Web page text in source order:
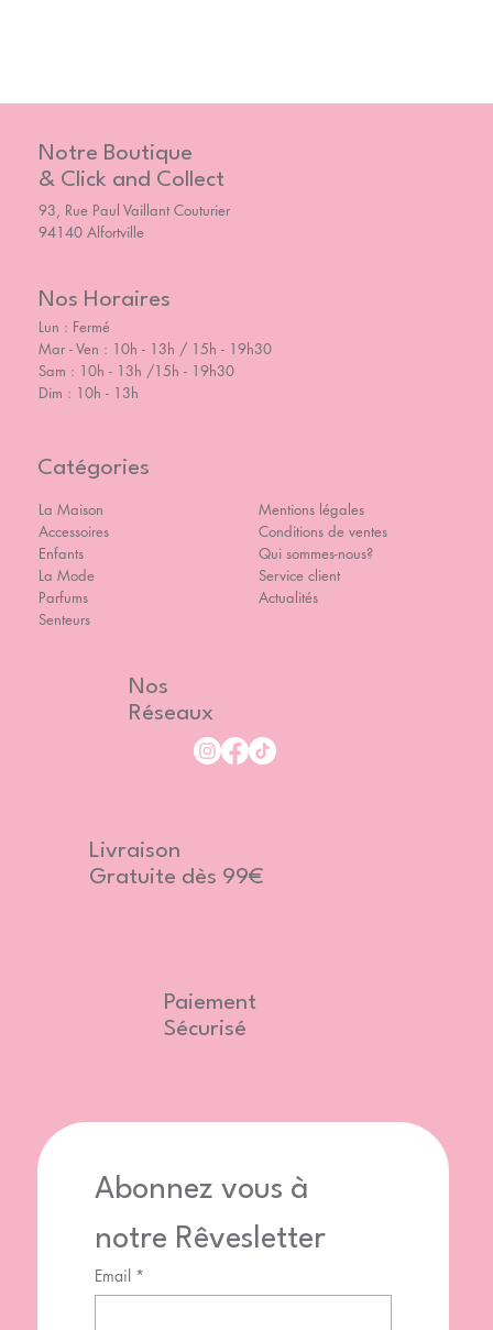
Notre Boutique
& Click and Collect
93, Rue Paul Vaillant Couturier
94140 Alfortville
Nos Horaires
Lun : Fermé
Mar - Ven : 10h - 13h / 15h - 19h30
Sam : 10h - 13h /15h - 19h30
Dim : 10h - 13h
Catégories
La Maison
Accessoires
Enfants
La Mode
Parfums
Senteurs
Mentions légales
Conditions de ventes
Qui sommes-nous?
Service client
Actualités
Abonnez vous à
notre Rêvesletter
Email *
Nos
Réseaux
Livraison
Gratuite dès 99€
Paiement
Sécurisé